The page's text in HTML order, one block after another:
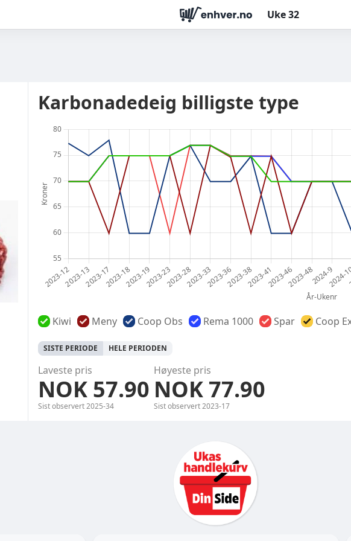
Uke32
Karbonadedeig billigste type
Kiwi Meny Coop Obs Rema 1000 Spar Coop
SISTE PERIODE HELE PERIODEN
Laveste pris
NOK 57.90
Sist observert2025-34
Høyeste pris
NOK 77.90
Sist observert2023-17